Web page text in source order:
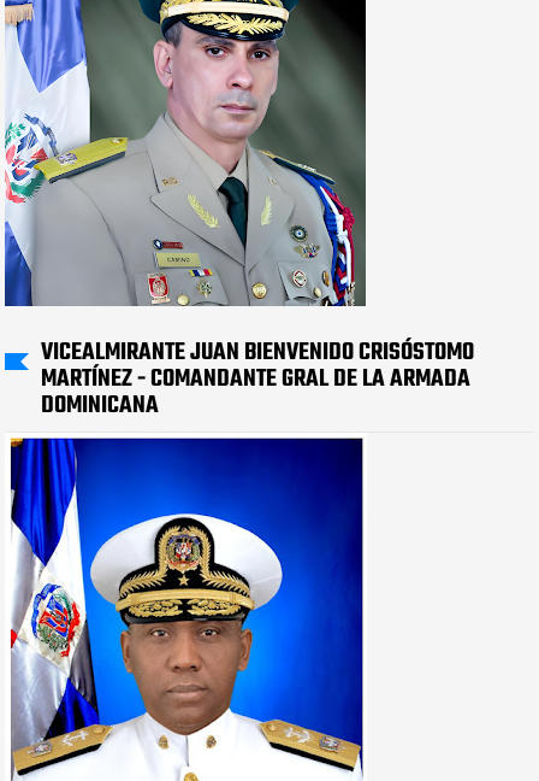
VICEALMIRANTE JUAN BIENVENIDO CRISÓSTOMO
MARTÍNEZ - COMANDANTE GRAL DE LA ARMADA
DOMINICANA